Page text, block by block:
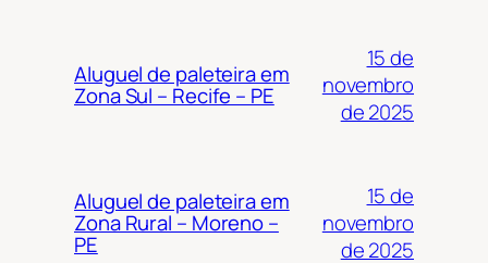
Aluguel de paleteira em
Zona Sul – Recife – PE
15 de
novembro
de 2025
Aluguel de paleteira em
Zona Rural – Moreno –
PE
15 de
novembro
de 2025